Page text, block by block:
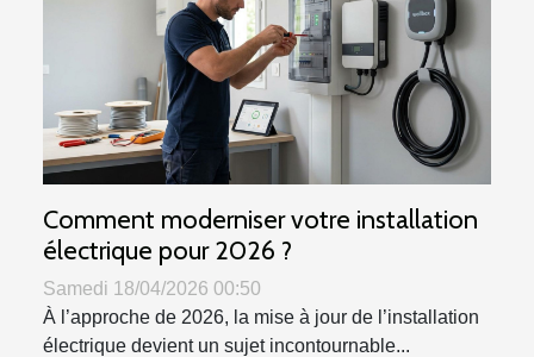
Comment moderniser votre installation
électrique pour 2026 ?
Samedi 18/04/2026 00:50
À l’approche de 2026, la mise à jour de l’installation
électrique devient un sujet incontournable...